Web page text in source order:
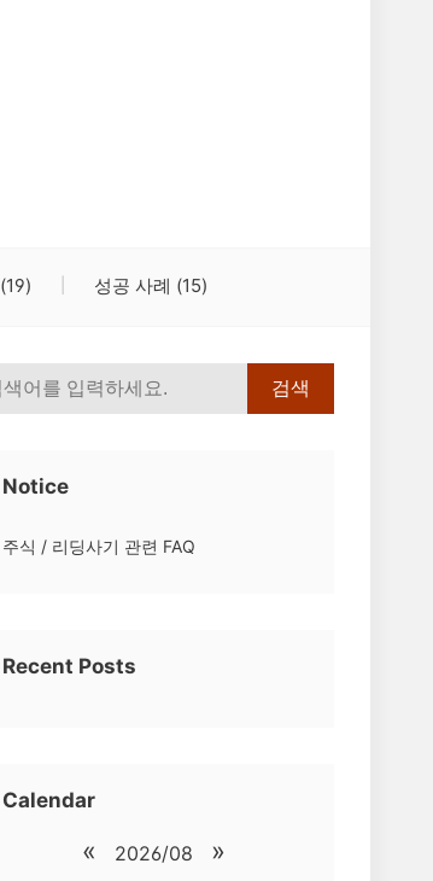
(19) 성공 사례 (15)
검색
Notice
주식 / 리딩사기 관련 FAQ
Recent Posts
Calendar
« 2026/08 »